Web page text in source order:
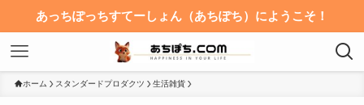
あっちぽっちすてーしょん（あちぽち）にようこそ！
ホーム スタンダードプロダクツ 生活雑貨